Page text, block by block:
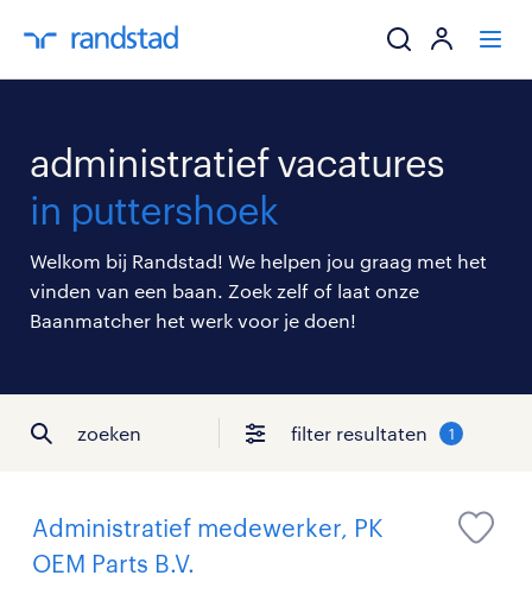
mijn carrière
over randstad
administratief vacatures
in puttershoek
Welkom bij Randstad! We helpen jou graag met het
vinden van een baan. Zoek zelf of laat onze
Baanmatcher het werk voor je doen!
zoeken filter resultaten 1
Administratief medewerker, PK
OEM Parts B.V.